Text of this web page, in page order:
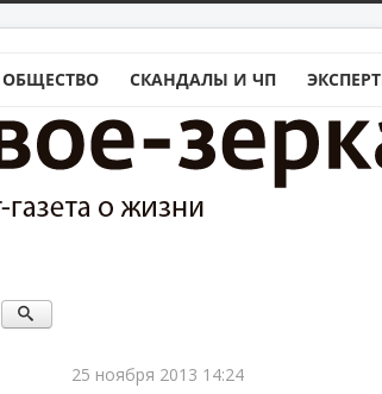
ОБЩЕСТВО СКАНДАЛЫ И ЧП
25 ноября 2013 14:24